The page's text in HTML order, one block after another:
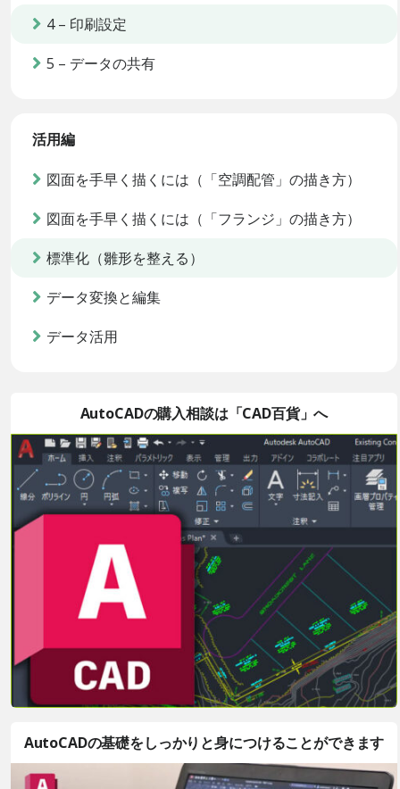
4 – 印刷設定
5 – データの共有
活用編
図面を手早く描くには（「空調配管」の描き方）
図面を手早く描くには（「フランジ」の描き方）
標準化（雛形を整える）
データ変換と編集
データ活用
AutoCADの購入相談は「CAD百貨」へ
AutoCADの基礎をしっかりと身につけることができます